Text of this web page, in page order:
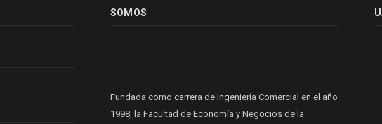
SOMOS
Fundada como carrera de Ingeniería Comercial en el año
1998, la Facultad de Economía y Negocios de la